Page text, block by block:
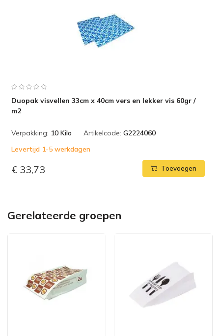
Duopak visvellen 33cm x 40cm vers en lekker vis 60gr /
m2
Verpakking: 10 Kilo Artikelcode: G2224060
Levertijd 1-5 werkdagen
€ 33,73 Toevoegen
Gerelateerde groepen